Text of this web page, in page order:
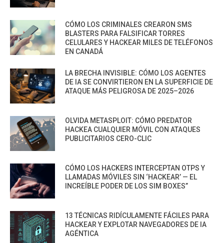
CÓMO LOS CRIMINALES CREARON SMS
BLASTERS PARA FALSIFICAR TORRES
CELULARES Y HACKEAR MILES DE TELÉFONOS
EN CANADÁ
LA BRECHA INVISIBLE: CÓMO LOS AGENTES
DE IA SE CONVIRTIERON EN LA SUPERFICIE DE
ATAQUE MÁS PELIGROSA DE 2025–2026
OLVIDA METASPLOIT: CÓMO PREDATOR
HACKEA CUALQUIER MÓVIL CON ATAQUES
PUBLICITARIOS CERO-CLIC
CÓMO LOS HACKERS INTERCEPTAN OTPS Y
LLAMADAS MÓVILES SIN ‘HACKEAR’ — EL
INCREÍBLE PODER DE LOS SIM BOXES”
13 TÉCNICAS RIDÍCULAMENTE FÁCILES PARA
HACKEAR Y EXPLOTAR NAVEGADORES DE IA
AGÉNTICA